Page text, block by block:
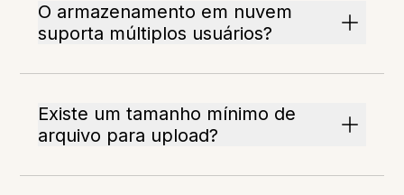
O armazenamento em nuvem
suporta múltiplos usuários?
Existe um tamanho mínimo de
arquivo para upload?